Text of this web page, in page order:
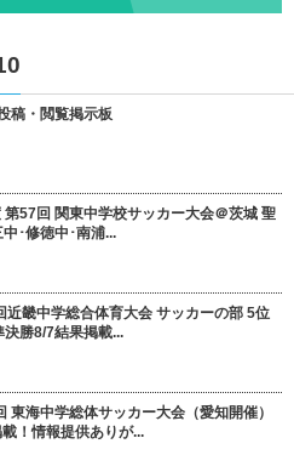
稿・閲覧掲示板
57回 関東中学校サッカー大会＠茨城 聖
･修徳中･南浦...
近畿中学総合体育大会 サッカーの部 5位
勝8/7結果掲載...
東海中学総体サッカー大会（愛知開催）
！情報提供ありが...